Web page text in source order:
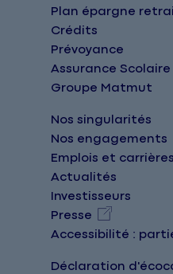
Plan épargne
Crédits
Prévoyance
Assurance Scolaire
Groupe Matmut
Nos singularités
Nos engagements
Emplois et carrières
Actualités
Investisseurs
Presse
Accessibilité :
Déclaration